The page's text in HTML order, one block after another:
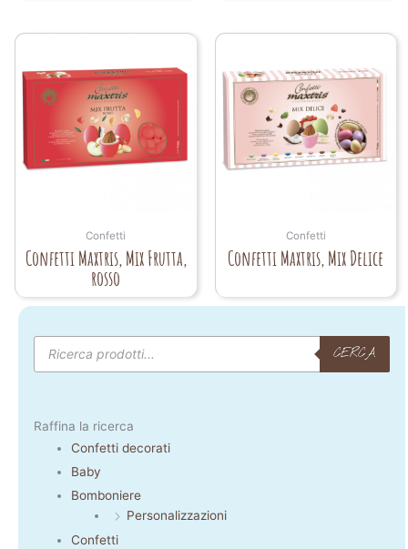
Confetti
Confetti Maxtris, Mix Frutta,
rosso
Confetti
Confetti Maxtris, Mix Delice
Products
search
CERCA
Raffina la ricerca
Confetti decorati
Baby
Bomboniere
Personalizzazioni
Confetti